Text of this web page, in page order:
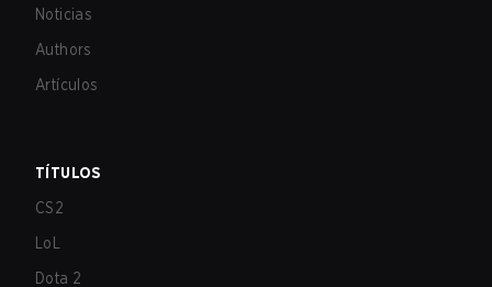
Noticias
Authors
Artículos
TÍTULOS
CS2
LoL
Dota 2